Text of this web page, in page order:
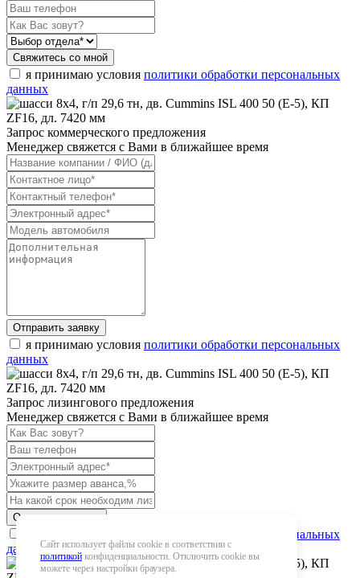
Сайт использует файлы cookie в соответствии с
политикой конфиденциальности. Отключить cookie вы
можете через настройки браузера.
Свяжитесь со мной
я принимаю условия политики обработки персональных
данных
Запрос коммерческого предложения
Менеджер свяжется с Вами в ближайшее время
Отправить заявку
я принимаю условия политики обработки персональных
данных
Запрос лизингового предложения
Менеджер свяжется с Вами в ближайшее время
Отправить запрос
политики обработки персональных
данных